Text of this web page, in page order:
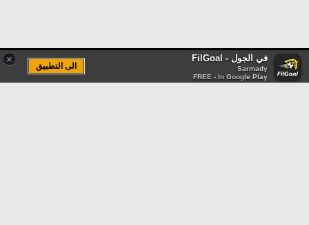
× في الجول - FilGoal
Sarmady
FREE - In Google Play
الى التطبيق